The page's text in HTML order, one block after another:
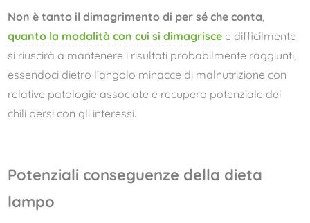
Non è tanto il dimagrimento di per sé che conta,
quanto la modalità con cui si dimagrisce e difficilmente
si riuscirà a mantenere i risultati probabilmente raggiunti,
essendoci dietro l’angolo minacce di malnutrizione con
relative patologie associate e recupero potenziale dei
chili persi con gli interessi.
Potenziali conseguenze della dieta
lampo